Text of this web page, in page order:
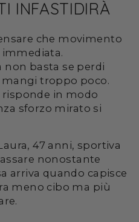
INFASTIDIRÀ
che movimento
non basta se perdi
mangi troppo poco.
in modo
sforzo mirato si
47 anni, sportiva
nonostante
arriva quando capisce
meno cibo ma più